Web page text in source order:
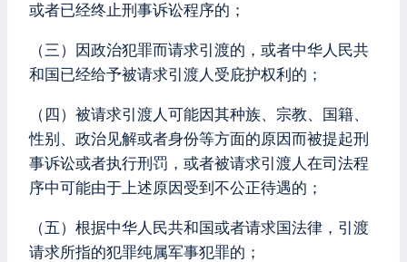
或者已经终止刑事诉讼程序的；
（三）因政治犯罪而请求引渡的，或者中华人民共
和国已经给予被请求引渡人受庇护权利的；
（四）被请求引渡人可能因其种族、宗教、国籍、
性别、政治见解或者身份等方面的原因而被提起刑
事诉讼或者执行刑罚，或者被请求引渡人在司法程
序中可能由于上述原因受到不公正待遇的；
（五）根据中华人民共和国或者请求国法律，引渡
请求所指的犯罪纯属军事犯罪的；